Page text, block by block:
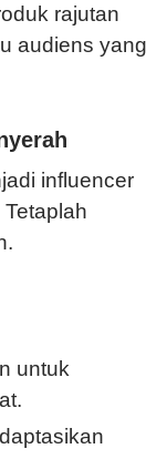
rajutan
audiens yang
influencer
untuk